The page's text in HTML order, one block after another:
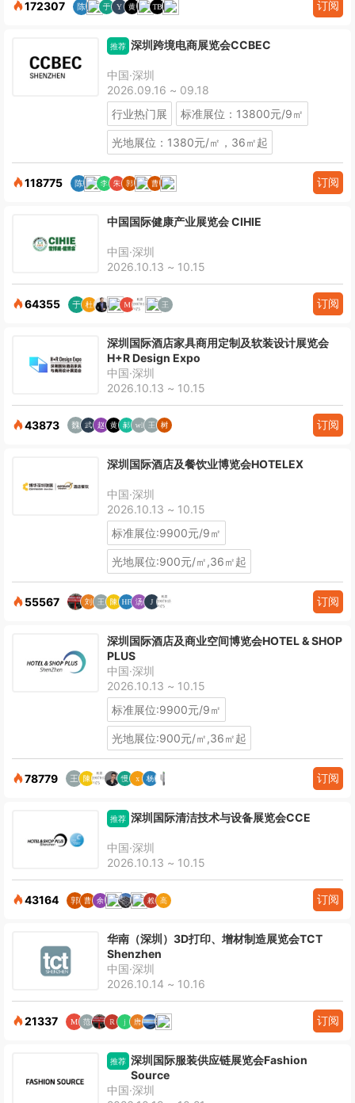
172307 订阅
推荐 深圳跨境电商展览会CCBEC
中国·深圳
2026.09.16 ~ 09.18
行业热门展
标准展位：13800元/9㎡
光地展位：1380元/㎡，36㎡起
118775 订阅
中国国际健康产业展览会 CIHIE
中国·深圳
2026.10.13 ~ 10.15
64355 订阅
深圳国际酒店家具商用定制及软装设计展览会
H+R Design Expo
中国·深圳
2026.10.13 ~ 10.15
43873 订阅
深圳国际酒店及餐饮业博览会HOTELEX
中国·深圳
2026.10.13 ~ 10.15
标准展位:9900元/9㎡
光地展位:900元/㎡,36㎡起
55567 订阅
深圳国际酒店及商业空间博览会HOTEL & SHOP
PLUS
中国·深圳
2026.10.13 ~ 10.15
标准展位:9900元/9㎡
光地展位:900元/㎡,36㎡起
78779 订阅
推荐 深圳国际清洁技术与设备展览会CCE
中国·深圳
2026.10.13 ~ 10.15
43164 订阅
华南（深圳）3D打印、增材制造展览会TCT
Shenzhen
中国·深圳
2026.10.14 ~ 10.16
21337 订阅
推荐 深圳国际服装供应链展览会Fashion
Source
中国·深圳